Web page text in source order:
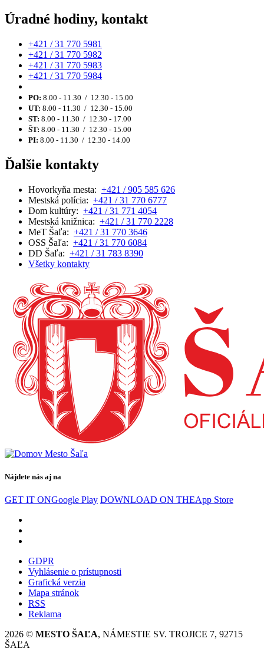
Úradné hodiny, kontakt
+421 / 31 770 5981
+421 / 31 770 5982
+421 / 31 770 5983
+421 / 31 770 5984
PO: 8.00 - 11.30 / 12.30 - 15.00
UT: 8.00 - 11.30 / 12.30 - 15.00
ST: 8.00 - 11.30 / 12.30 - 17.00
ŠT: 8.00 - 11.30 / 12.30 - 15.00
PI: 8.00 - 11.30 / 12.30 - 14.00
Ďalšie kontakty
Hovorkyňa mesta: +421 / 905 585 626
Mestská polícia: +421 / 31 770 6777
Dom kultúry: +421 / 31 771 4054
Mestská knižnica: +421 / 31 770 2228
MeT Šaľa: +421 / 31 770 3646
OSS Šaľa: +421 / 31 770 6084
DD Šaľa: +421 / 31 783 8390
Všetky kontakty
Nájdete nás aj na
GET IT ONGoogle Play DOWNLOAD ON THEApp Store
GDPR
Vyhlásenie o prístupnosti
Grafická verzia
Mapa stránok
RSS
Reklama
2026 © MESTO ŠAĽA, NÁMESTIE SV. TROJICE 7, 92715
ŠAĽA